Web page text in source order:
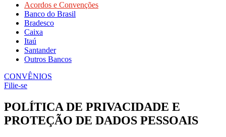
Acordos e Convenções
Banco do Brasil
Bradesco
Caixa
Itaú
Santander
Outros Bancos
CONVÊNIOS
Filie-se
POLÍTICA DE PRIVACIDADE E
PROTEÇÃO DE DADOS PESSOAIS